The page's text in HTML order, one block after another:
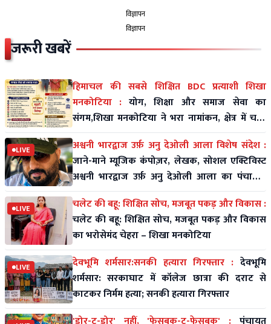
विज्ञापन
विज्ञापन
जरूरी खबरें
हिमाचल की सबसे शिक्षित BDC प्रत्याशी शिखा
मनकोटिया : योग, शिक्षा और समाज सेवा का
संगम,शिखा मनकोटिया ने भरा नामांकन, क्षेत्र में चर्चा
तेज
LIVE
अश्वनी भारद्वाज उर्फ़ अनु देओली आला विशेष संदेश :
जाने-माने म्यूजिक कंपोज़र, लेखक, सोशल एक्टिविस्ट
अश्वनी भारद्वाज उर्फ़ अनु देओली आला का पंचायती
राज पर विशे
LIVE
चलेट की बहू: शिक्षित सोच, मजबूत पकड़ और विकास :
चलेट की बहू: शिक्षित सोच, मजबूत पकड़ और विकास
का भरोसेमंद चेहरा – शिखा मनकोटिया
LIVE देवभूमि शर्मसार:सनकी हत्यारा गिरफ्तार : देवभूमि
शर्मसार: सरकाघाट में कॉलेज छात्रा की दराट से
काटकर निर्मम हत्या; सनकी हत्यारा गिरफ्तार